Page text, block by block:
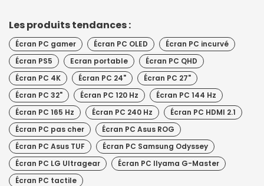
Les produits tendances :
Écran PC gamer Écran PC OLED
Écran PC incurvé
Écran PS5
Ecran portable
Écran PC QHD
Écran PC 4K
Écran PC 24"
Écran PC 27"
Écran PC 32"
Écran PC 120 Hz
Écran PC 144 Hz
Écran PC 165 Hz
Écran PC 240 Hz
Écran PC HDMI 2.1
Écran PC pas cher
Écran PC Asus ROG
Écran PC Asus TUF
Écran PC Samsung Odyssey
Écran PC LG Ultragear
Écran PC IIyama G-Master
Écran PC tactile